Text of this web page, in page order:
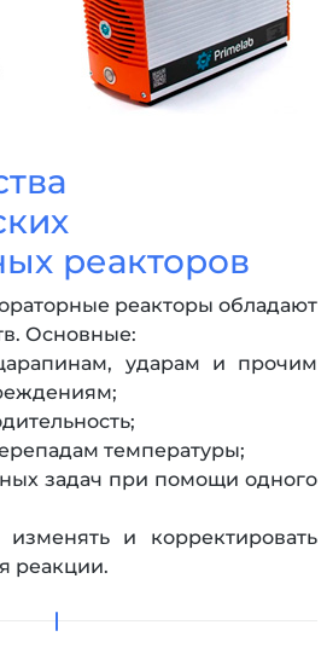
реакторов
реакторы обладают
Основные:
ударам и прочим
температуры;
задач при помощи одного
и корректировать
реакции.